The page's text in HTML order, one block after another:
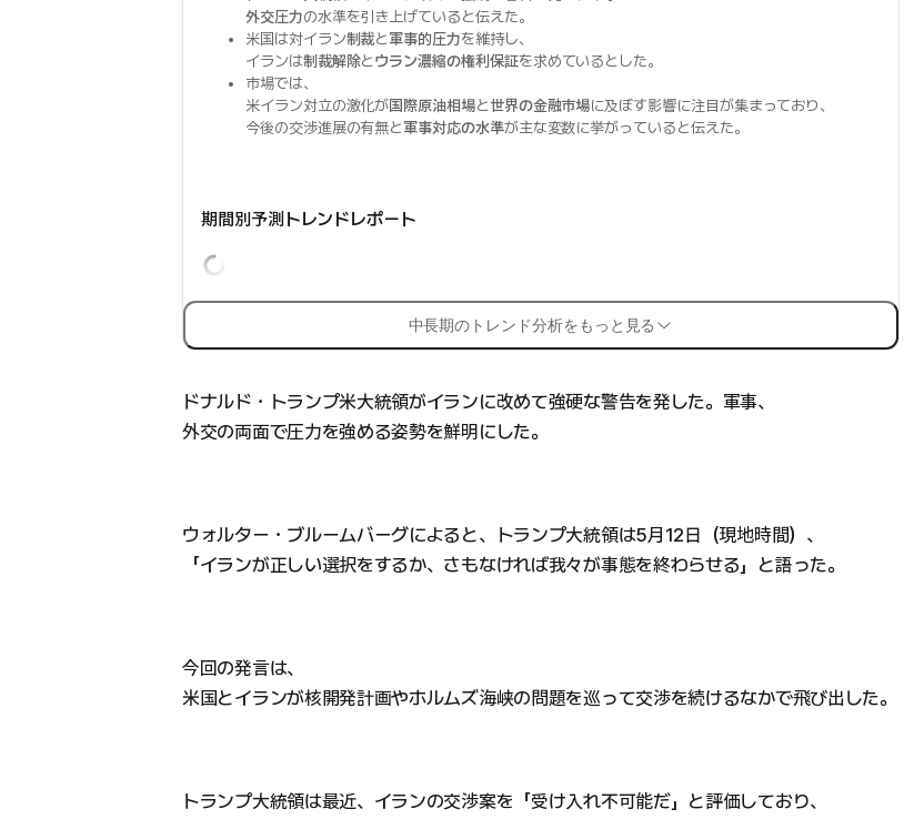
外交圧力の水準を引き上げていると伝えた。
米国は対イラン制裁と軍事的圧力を維持し、
イランは制裁解除とウラン濃縮の権利保証を求めているとした。
市場では、
米イラン対立の激化が国際原油相場と世界の金融市場に及ぼす影響に注目が集まっており、
今後の交渉進展の有無と軍事対応の水準が主な変数に挙がっていると伝えた。
期間別予測トレンドレポート
中長期のトレンド分析をもっと見る
ドナルド・トランプ米大統領がイランに改めて強硬な警告を発した。軍事、
外交の両面で圧力を強める姿勢を鮮明にした。
ウォルター・ブルームバーグによると、トランプ大統領は5月12日（現地時間）、
「イランが正しい選択をするか、さもなければ我々が事態を終わらせる」と語った。
今回の発言は、
米国とイランが核開発計画やホルムズ海峡の問題を巡って交渉を続けるなかで飛び出した。
トランプ大統領は最近、イランの交渉案を「受け入れ不可能だ」と評価しており、